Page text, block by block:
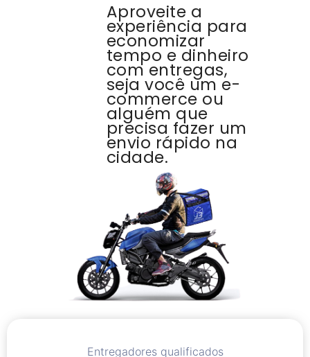
Aproveite a
experiência para
economizar
tempo e dinheiro
com entregas,
seja você um e-
commerce ou
alguém que
precisa fazer um
envio rápido na
cidade.
Entregadores qualificados